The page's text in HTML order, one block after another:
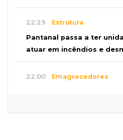
22:29 Estrutura
Pantanal passa a ter
atuar em incêndios e
22:00 Emagrecedores